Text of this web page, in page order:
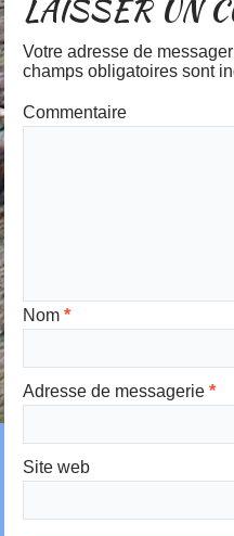
LAISSER UN
Votre adresse de
champs obligatoires sont
Commentaire
Nom*
Adresse de messagerie*
Site web